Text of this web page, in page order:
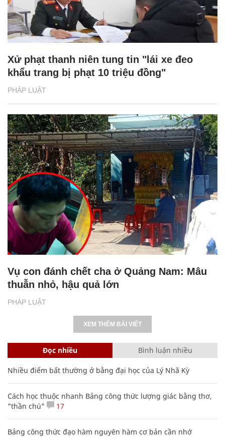
PHÁP LUẬT
Xử phạt thanh niên tung tin "lái xe đeo
khẩu trang bị phạt 10 triệu đồng"
PHÁP LUẬT
Vụ con đánh chết cha ở Quảng Nam: Mâu
thuẫn nhỏ, hậu quả lớn
XEM THÊM BÀI VIẾT
Đọc nhiều Bình luận nhiều
Nhiều điểm bất thường ở bằng đại học của Lý Nhã Kỳ
Cách học thuộc nhanh Bảng công thức lượng giác bằng thơ,
"thần chú"
17
Bảng công thức đạo hàm nguyên hàm cơ bản cần nhớ